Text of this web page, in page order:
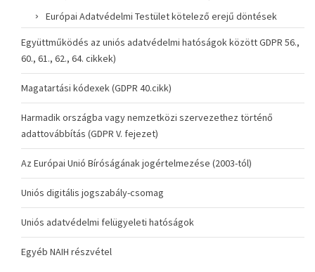
Európai Adatvédelmi Testület kötelező erejű döntések
Együttműködés az uniós adatvédelmi hatóságok között GDPR 56.,
60., 61., 62., 64. cikkek)
Magatartási kódexek (GDPR 40.cikk)
Harmadik országba vagy nemzetközi szervezethez történő
adattovábbítás (GDPR V. fejezet)
Az Európai Unió Bíróságának jogértelmezése (2003-tól)
Uniós digitális jogszabály-csomag
Uniós adatvédelmi felügyeleti hatóságok
Egyéb NAIH részvétel